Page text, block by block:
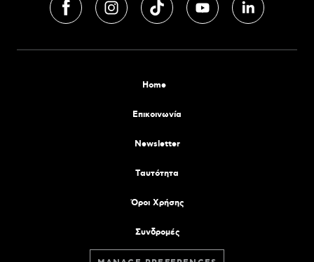
Home
Επικοινωνία
Newsletter
Tαυτότητα
Όροι Χρήσης
Συνδρομές